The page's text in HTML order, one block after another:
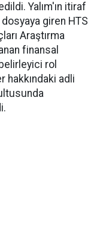
Yalım'ın itiraf
dosyaya giren HTS
Araştırma
finansal
rol
hakkındaki adli